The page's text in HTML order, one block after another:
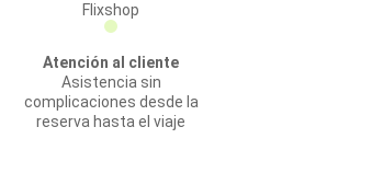
Flixshop
Atención al cliente
Asistencia sin
complicaciones desde la
reserva hasta el viaje